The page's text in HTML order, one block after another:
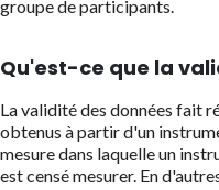
groupe de participants.
Qu'est-ce que la
La validité des données fait
obtenus à partir d'un
mesure dans laquelle un
est censé mesurer. En